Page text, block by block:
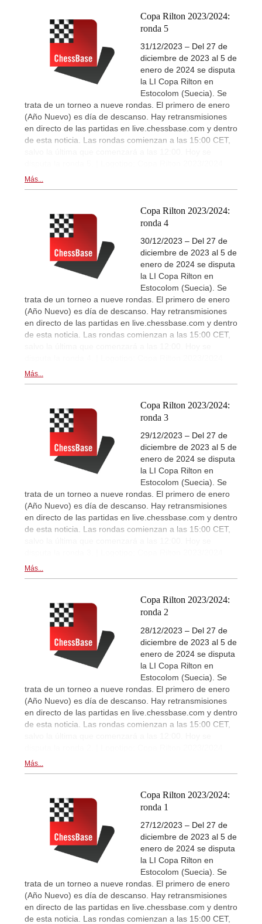
Copa Rilton 2023/2024:
ronda 5
31/12/2023 – Del 27 de
diciembre de 2023 al 5 de
enero de 2024 se disputa
la LI Copa Rilton en
Estocolom (Suecia). Se
trata de un torneo a nueve rondas. El primero de enero
(Año Nuevo) es día de descanso. Hay retransmisiones
en directo de las partidas en live.chessbase.com y dentro
de esta noticia. Las rondas comienzan a las 15:00 CET,
Más...
Copa Rilton 2023/2024:
ronda 4
30/12/2023 – Del 27 de
diciembre de 2023 al 5 de
enero de 2024 se disputa
la LI Copa Rilton en
Estocolom (Suecia). Se
trata de un torneo a nueve rondas. El primero de enero
(Año Nuevo) es día de descanso. Hay retransmisiones
en directo de las partidas en live.chessbase.com y dentro
de esta noticia. Las rondas comienzan a las 15:00 CET,
Más...
Copa Rilton 2023/2024:
ronda 3
29/12/2023 – Del 27 de
diciembre de 2023 al 5 de
enero de 2024 se disputa
la LI Copa Rilton en
Estocolom (Suecia). Se
trata de un torneo a nueve rondas. El primero de enero
(Año Nuevo) es día de descanso. Hay retransmisiones
en directo de las partidas en live.chessbase.com y dentro
de esta noticia. Las rondas comienzan a las 15:00 CET,
Más...
Copa Rilton 2023/2024:
ronda 2
28/12/2023 – Del 27 de
diciembre de 2023 al 5 de
enero de 2024 se disputa
la LI Copa Rilton en
Estocolom (Suecia). Se
trata de un torneo a nueve rondas. El primero de enero
(Año Nuevo) es día de descanso. Hay retransmisiones
en directo de las partidas en live.chessbase.com y dentro
de esta noticia. Las rondas comienzan a las 15:00 CET,
Más...
Copa Rilton 2023/2024:
ronda 1
27/12/2023 – Del 27 de
diciembre de 2023 al 5 de
enero de 2024 se disputa
la LI Copa Rilton en
Estocolom (Suecia). Se
trata de un torneo a nueve rondas. El primero de enero
(Año Nuevo) es día de descanso. Hay retransmisiones
en directo de las partidas en live.chessbase.com y dentro
de esta noticia. Las rondas comienzan a las 15:00 CET,